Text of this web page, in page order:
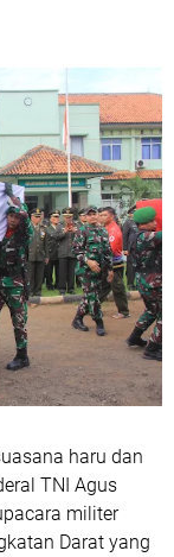
haru dan
TNI Agus
militer
Darat yang